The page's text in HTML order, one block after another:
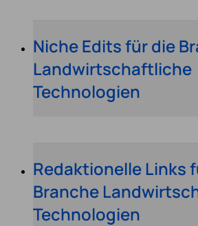
Niche Edits für die
Landwirtschaftliche
Technologien
Redaktionelle Links
Branche
Technologien